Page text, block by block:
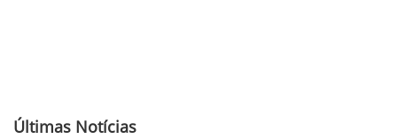
Últimas Notícias